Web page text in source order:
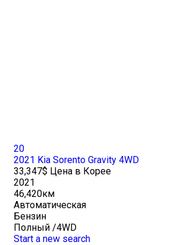
20
2021 Kia Sorento Gravity 4WD
33,347$ Цена в Корее
2021
46,420км
Автоматическая
Бензин
Полный /4WD
Start a new search